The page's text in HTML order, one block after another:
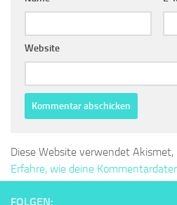
Website
Diese Website verwendet Akismet,
Erfahre, wie deine
FOLGEN: